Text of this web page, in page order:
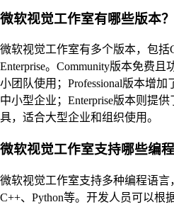
微软视觉工作室有哪些版本
微软视觉工作室有多个版本，包括
Enterprise。Community版本免费
小团队使用；Professional版本增
中小型企业；Enterprise版本则提
具，适合大型企业和组织使用。
微软视觉工作室支持哪些编程
微软视觉工作室支持多种编程语言
C++、Python等。开发人员可以根